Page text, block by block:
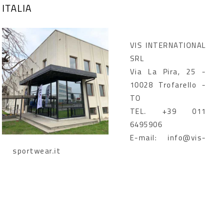
ITALIA
VIS INTERNATIONAL
SRL
Via La Pira, 25 -
10028 Trofarello -
TO
TEL. +39 011
6495906
E-mail: info@vis-
sportwear.it